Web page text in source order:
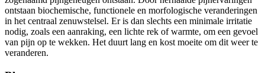
ontstaan biochemische, functionele en morfologische veranderingen
in het centraal zenuwstelsel. Er is dan slechts een minimale irritatie
nodig, zoals een aanraking, een lichte rek of warmte, om een gevoel
van pijn op te wekken. Het duurt lang en kost moeite om dit weer te
veranderen.